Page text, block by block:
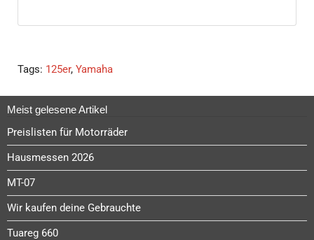
Tags: 125er, Yamaha
Meist gelesene Artikel
Preislisten für Motorräder
Hausmessen 2026
MT-07
Wir kaufen deine Gebrauchte
Tuareg 660